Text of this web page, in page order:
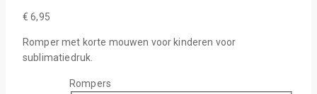
€ 6,95
Romper met korte mouwen voor kinderen voor
sublimatiedruk.
Rompers